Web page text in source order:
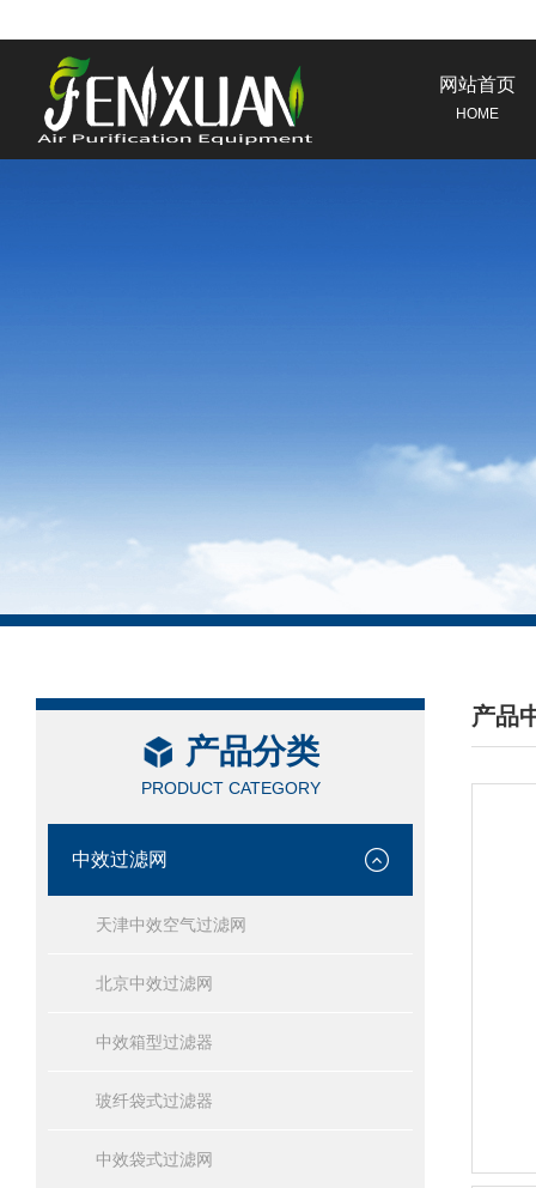
网站首页
HOME
产品分类
PRODUCT CATEGORY
中效过滤网
天津中效空气过滤网
北京中效过滤网
中效箱型过滤器
玻纤袋式过滤器
中效袋式过滤网
产品
/